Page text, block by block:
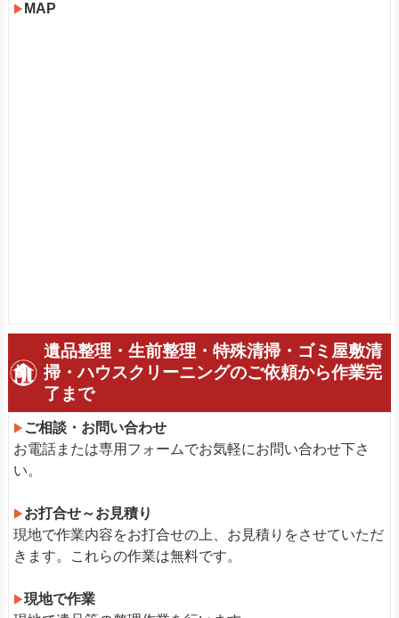
MAP
遺品整理・生前整理・特殊清掃・ゴミ屋敷清
掃・ハウスクリーニングのご依頼から作業完
了まで
ご相談・お問い合わせ
お電話または専用フォームでお気軽にお問い合わせ下さ
い。
お打合せ～お見積り
現地で作業内容をお打合せの上、お見積りをさせていただ
きます。これらの作業は無料です。
現地で作業